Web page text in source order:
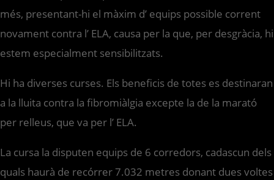
més, presentant-hi el màxim d’ equips possible corrent
novament contra l’ ELA, causa per la que, per desgràcia, hi
estem especialment sensibilitzats.
Hi ha diverses curses. Els beneficis de totes es destinaran
a la lluita contra la fibromiàlgia excepte la de la marató
per relleus, que va per l’ ELA.
La cursa la disputen equips de 6 corredors, cadascun dels
quals haurà de recórrer 7.032 metres donant dues voltes